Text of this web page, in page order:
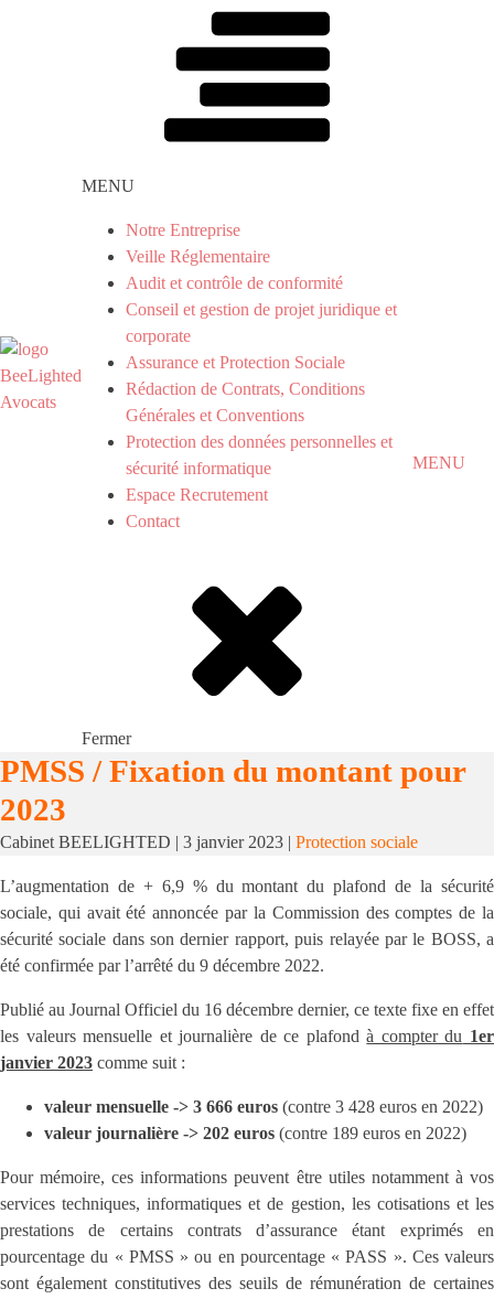
MENU
Notre Entreprise
Veille Réglementaire
Audit et contrôle de conformité
Conseil et gestion de projet juridique et
corporate
Assurance et Protection Sociale
Rédaction de Contrats, Conditions
Générales et Conventions
Protection des données personnelles et
sécurité informatique
Espace Recrutement
Contact
Fermer
MENU
PMSS / Fixation du montant pour
2023
Cabinet BEELIGHTED | 3 janvier 2023 | Protection sociale
L’augmentation de + 6,9 % du montant du plafond de la sécurité
sociale, qui avait été annoncée par la Commission des comptes de la
sécurité sociale dans son dernier rapport, puis relayée par le BOSS, a
été confirmée par l’arrêté du 9 décembre 2022.
Publié au Journal Officiel du 16 décembre dernier, ce texte fixe en effet
les valeurs mensuelle et journalière de ce plafondà compter du 1er
janvier 2023 comme suit :
valeur mensuelle -> 3 666 euros (contre 3 428 euros en 2022)
valeur journalière -> 202 euros (contre 189 euros en 2022)
Pour mémoire, ces informations peuvent être utiles notamment à vos
services techniques, informatiques et de gestion, les cotisations et les
prestations de certains contrats d’assurance étant exprimés en
pourcentage du « PMSS » ou en pourcentage « PASS ». Ces valeurs
sont également constitutives des seuils de rémunération de certaines